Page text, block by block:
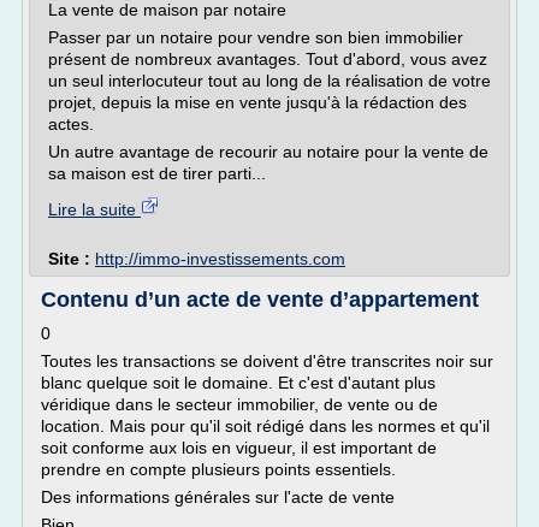
La vente de maison par notaire
Passer par un notaire pour vendre son bien immobilier
présent de nombreux avantages. Tout d'abord, vous avez
un seul interlocuteur tout au long de la réalisation de votre
projet, depuis la mise en vente jusqu'à la rédaction des
actes.
Un autre avantage de recourir au notaire pour la vente de
sa maison est de tirer parti...
Lire la suite
Site : http://immo-investissements.com
Contenu d’un acte de vente d’appartement
0
Toutes les transactions se doivent d'être transcrites noir sur
blanc quelque soit le domaine. Et c'est d'autant plus
véridique dans le secteur immobilier, de vente ou de
location. Mais pour qu'il soit rédigé dans les normes et qu'il
soit conforme aux lois en vigueur, il est important de
prendre en compte plusieurs points essentiels.
Des informations générales sur l'acte de vente